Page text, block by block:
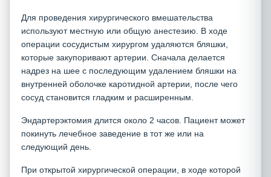
Для проведения хирургического вмешательства
используют местную или общую анестезию. В ходе
операции сосудистым хирургом удаляются бляшки,
которые закупоривают артерии. Сначала делается
надрез на шее с последующим удалением бляшки на
внутренней оболочке каротидной артерии, после чего
сосуд становится гладким и расширенным.
Эндартерэктомия длится около 2 часов. Пациент может
покинуть лечебное заведение в тот же или на
следующий день.
При открытой хирургической операции, в ходе которой